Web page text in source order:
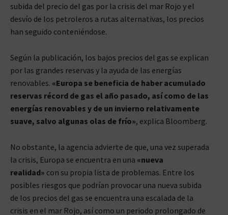
subida del precio del gas por la crisis del mar Rojo y el
desvío de los petroleros a rutas alternativas, los precios
han seguido conteniéndose.
Según la publicación, los bajos precios del gas se explican
por las grandes reservas y la ayuda de las energías
renovables. «Europa se beneficia de haber acumulado
reservas récord de gas el año pasado, así como de las
energías renovables y de un invierno relativamente
suave, salvo algunas olas de frío», explica Bloomberg.
No obstante, la agencia advierte de que, una vez superada
la crisis, Europa se encuentra en una «nueva
realidad» con su propia lista de problemas. Entre los
posibles riesgos que podrían provocar una nueva subida
de los precios del gas se encuentra una escalada de la
crisis en el mar Rojo, así como un periodo prolongado de